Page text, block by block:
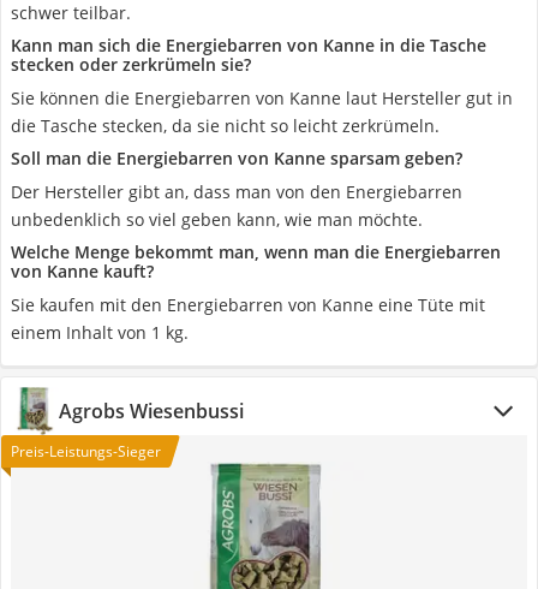
schwer teilbar.
Kann man sich die Energiebarren von Kanne in die Tasche
stecken oder zerkrümeln sie?
Sie können die Energiebarren von Kanne laut Hersteller gut in
die Tasche stecken, da sie nicht so leicht zerkrümeln.
Soll man die Energiebarren von Kanne sparsam geben?
Der Hersteller gibt an, dass man von den Energiebarren
unbedenklich so viel geben kann, wie man möchte.
Welche Menge bekommt man, wenn man die Energiebarren
von Kanne kauft?
Sie kaufen mit den Energiebarren von Kanne eine Tüte mit
einem Inhalt von 1 kg.
Agrobs Wiesenbussi
Preis-Leistungs-Sieger